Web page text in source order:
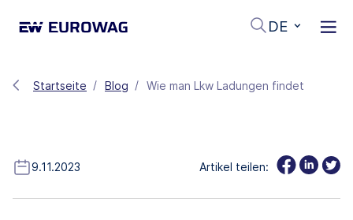
DE
Startseite Blog Wie man Lkw Ladungen findet
9.11.2023 Artikel teilen: